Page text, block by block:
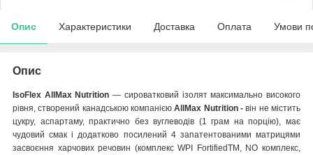
Опис Характеристики Доставка Оплата Умови
Опис
IsoFlex AllMax Nutrition — сироватковий ізолят максимально високого
рівня, створений канадською компанієюAllMax Nutrition -він не містить
цукру, аспартаму, практично без вуглеводів (1 грам на порцію), має
чудовий смак і додатково посилений 4 запатентованими матрицями
засвоєння харчових речовин (комплекс WPI FortifiedTM, NO комплекс,